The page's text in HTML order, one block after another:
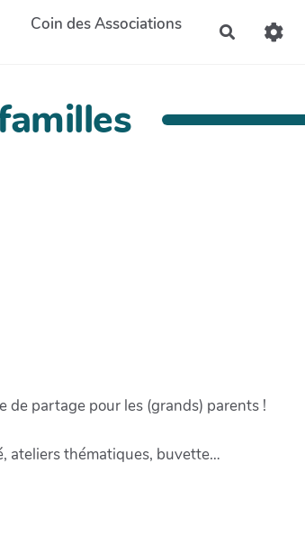
Coin des Associations Rechercher
de partage pour les (grands) parents !
ateliers thématiques, buvette…